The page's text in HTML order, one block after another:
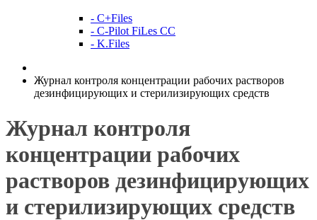
- C+Files
- C-Pilot FiLes CC
- K.Files
Журнал контроля концентрации рабочих растворов
дезинфицирующих и стерилизирующих средств
Журнал контроля
концентрации рабочих
растворов дезинфицирующих
и стерилизирующих средств